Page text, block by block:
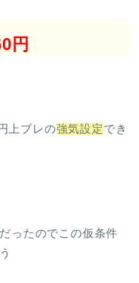
円
上ブレの強気設定でき
ったのでこの仮条件